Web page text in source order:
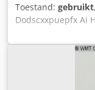
Toestand: gebruikt
Dodscxxpuepfx Ai
mm
mm afmetingen